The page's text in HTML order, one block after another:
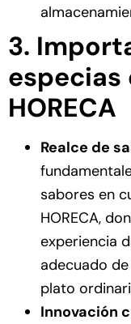
3.
especias
HORECA
Realce de
sabores en
HORECA,
experiencia
adecuado
plato
Innovación